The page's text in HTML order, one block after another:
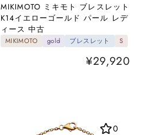
MIKIMOTO ミキモト ブレスレット
K14イエローゴールド パール レデ
ィース 中古
MIKIMOTO gold ブレスレット S
¥29,920
0